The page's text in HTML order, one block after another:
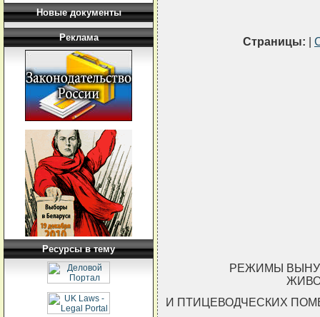
Новые документы
Реклама
Ресурсы в тему
Страницы:
РЕЖИМЫ
И ПТИЦЕВОДЧЕСКИХ